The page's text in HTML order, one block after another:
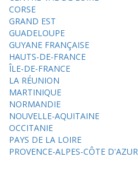
CORSE
GRAND EST
GUADELOUPE
GUYANE FRANÇAISE
HAUTS-DE-FRANCE
ÎLE-DE-FRANCE
LA RÉUNION
MARTINIQUE
NORMANDIE
NOUVELLE-AQUITAINE
OCCITANIE
PAYS DE LA LOIRE
PROVENCE-ALPES-CÔTE D'AZUR